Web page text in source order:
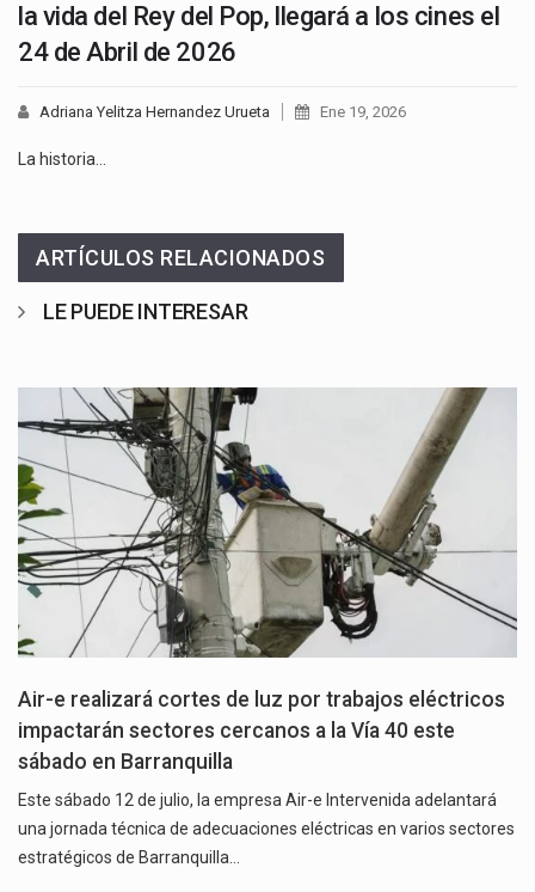
la vida del Rey del Pop, llegará a los cines el
24 de Abril de 2026
Adriana Yelitza Hernandez Urueta Ene 19, 2026
La historia…
ARTÍCULOS RELACIONADOS
LE PUEDE INTERESAR
Air-e realizará cortes de luz por trabajos eléctricos
impactarán sectores cercanos a la Vía 40 este
sábado en Barranquilla
Este sábado 12 de julio, la empresa Air-e Intervenida adelantará
una jornada técnica de adecuaciones eléctricas en varios sectores
estratégicos de Barranquilla…